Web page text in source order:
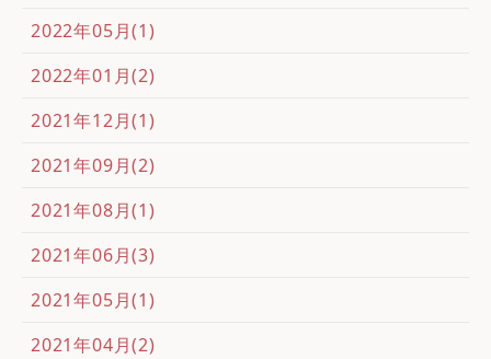
2022年05月(1)
2022年01月(2)
2021年12月(1)
2021年09月(2)
2021年08月(1)
2021年06月(3)
2021年05月(1)
2021年04月(2)